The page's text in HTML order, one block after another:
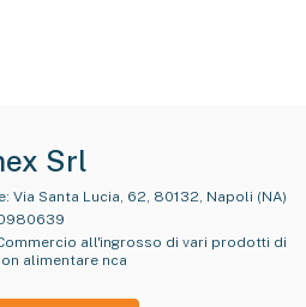
Srl
Via Santa Lucia, 62, 80132, Napoli (NA)
all'ingrosso di vari prodotti di
alimentare nca